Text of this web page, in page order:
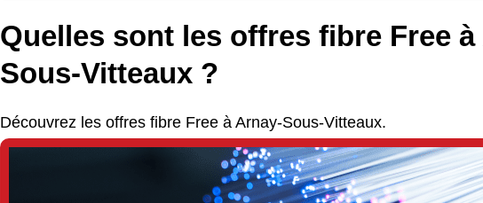
Quelles sont les offres fibre Free à
Sous-Vitteaux ?
Découvrez les offres fibre Free à Arnay-Sous-Vitteaux.